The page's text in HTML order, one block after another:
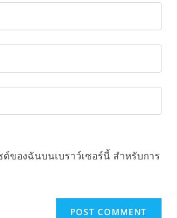
ของฉันบนเบราว์เซอร์นี้ สำหรับการ